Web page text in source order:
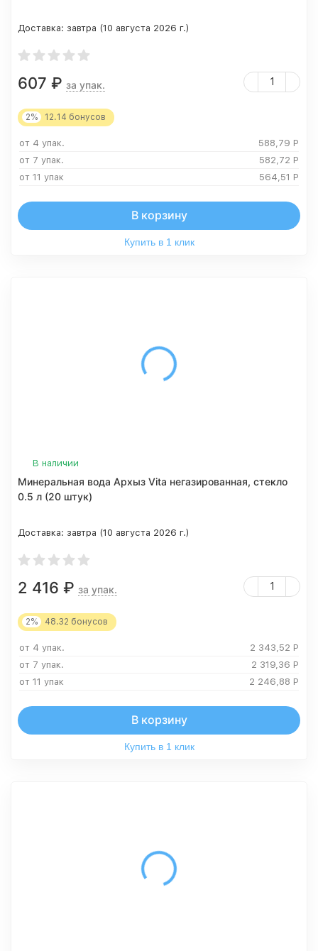
Доставка: завтра (10 августа 2026 г.)
607 ₽ за упак.
2% 12.14 бонусов
от 4 упак. 588,79 Р
от 7 упак.
582,72 Р
от 11 упак
564,51 Р
В корзину
Купить в 1 клик
В наличии
Минеральная вода Архыз Vita негазированная, стекло
0.5 л (20 штук)
Доставка: завтра (10 августа 2026 г.)
2 416 ₽ за упак.
2% 48.32 бонусов
от 4 упак. 2 343,52 Р
от 7 упак.
2 319,36 Р
от 11 упак
2 246,88 Р
В корзину
Купить в 1 клик